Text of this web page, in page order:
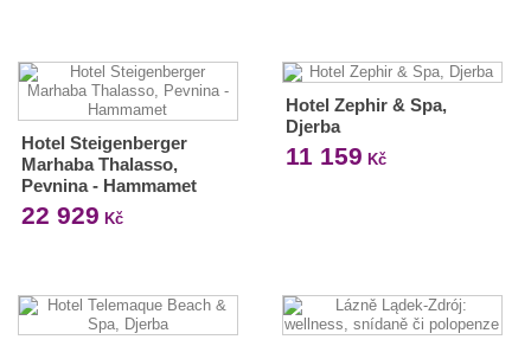
Hotel Steigenberger
Marhaba Thalasso,
Pevnina - Hammamet
22 929 Kč
Hotel Zephir & Spa,
Djerba
11 159 Kč